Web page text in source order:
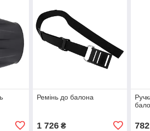
Ремінь до балона
1 726₴ 782